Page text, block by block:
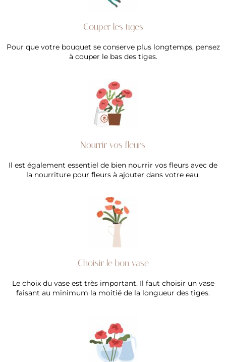
Couper les tiges
Pour que votre bouquet se conserve plus longtemps, pensez
à couper le bas des tiges.
Nourrir vos fleurs
Il est également essentiel de bien nourrir vos fleurs avec de
la nourriture pour fleurs à ajouter dans votre eau.
Choisir le bon vase
Le choix du vase est très important. Il faut choisir un vase
faisant au minimum la moitié de la longueur des tiges.